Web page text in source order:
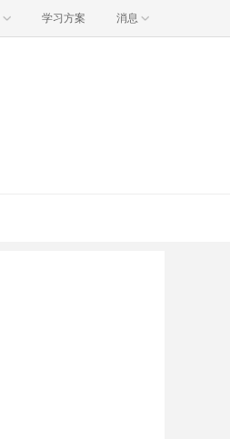
学习方案 消息